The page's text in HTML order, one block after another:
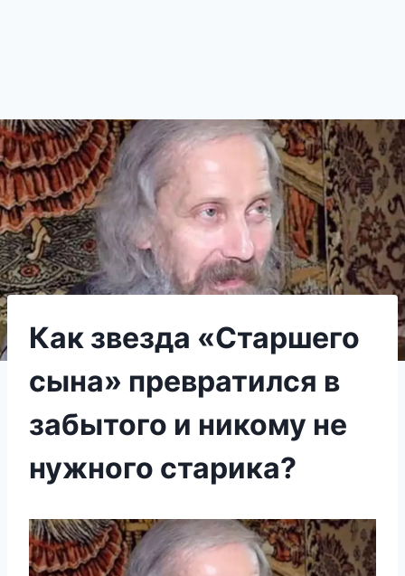
Как звезда «Старшего
сына» превратился в
забытого и никому не
нужного старика?